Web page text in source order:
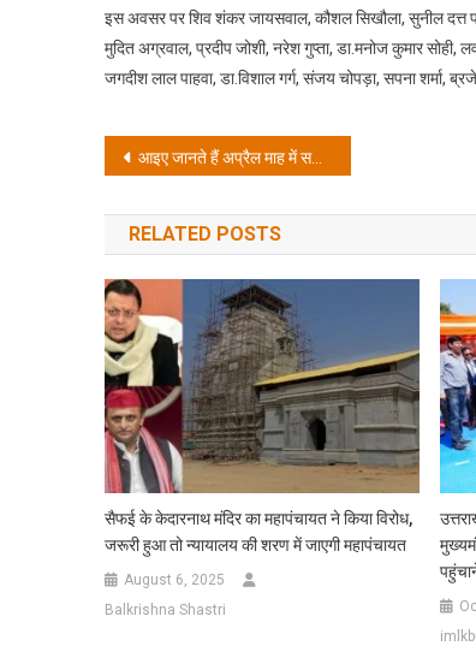
इस अवसर पर शिव शंकर जायसवाल, कौशल सिखौला, सुनील दत्त
मुदित अग्रवाल, प्रदीप जोशी, नरेश गुप्ता, डा.मनोज कुमार
जगदीश लाल पाहवा, डा.विशाल गर्ग, संजय चोपड़ा, सपना शर्मा,
Post
navigation
आइए जानते हैं अप्रैल माह में सभी बारह राशियों पर सितारों का प्रभाव
RELATED POSTS
सैफई के केदारनाथ मंदिर का महापंचायत ने किया विरोध,
जरूरी हुआ तो न्यायालय की शरण में जाएगी महापंचायत
August 6, 2025
Balkrishna Shastri